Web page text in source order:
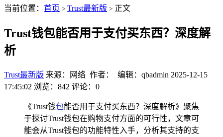
当前位置： 首页 > Trust最新版 > 正文
Trust钱包能否用于支付买东西？深度解
析
Trust最新版 来源：网络 作者： 编辑：qbadmin 2025-12-15
17:45:02 浏览：842 评论：0
《Trust钱包能否用于支付买东西？深度解析》聚焦
于探讨Trust钱包在购物支付方面的可行性，文章可
能会从Trust钱包的功能特性入手，分析其支持的支